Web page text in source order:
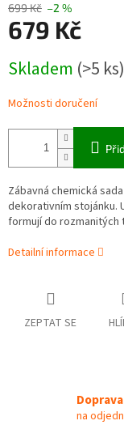
699 Kč –2 %
679 Kč
cena:
Skladem (>5 ks)
Možnosti doručení
Zábavná chemická
dekorativním stojánku.
formují do rozmanitých
Detailní informace
ZEPTAT SE
na